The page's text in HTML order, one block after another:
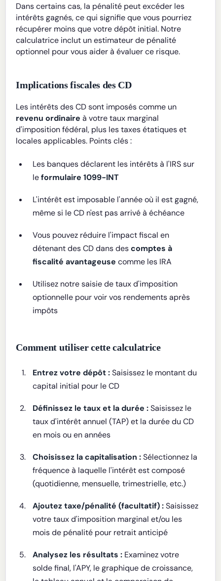
Dans certains cas, la pénalité peut excéder les
intérêts gagnés, ce qui signifie que vous pourriez
récupérer moins que votre dépôt initial. Notre
calculatrice inclut un estimateur de pénalité
optionnel pour vous aider à évaluer ce risque.
Implications fiscales des CD
Les intérêts des CD sont imposés comme un
revenu ordinaire à votre taux marginal
d'imposition fédéral, plus les taxes étatiques et
locales applicables. Points clés :
Les banques déclarent les intérêts à l'IRS sur
leformulaire 1099-INT
L'intérêt est imposable l'année où il est gagné,
même si le CD n'est pas arrivé à échéance
Vous pouvez réduire l'impact fiscal en
détenant des CD dans descomptes à
fiscalité avantageuse comme les IRA
Utilisez notre saisie de taux d'imposition
optionnelle pour voir vos rendements après
impôts
Comment utiliser cette calculatrice
Entrez votre dépôt :Saisissez le montant du
capital initial pour le CD
Définissez le taux et la durée :Saisissez le
taux d'intérêt annuel (TAP) et la durée du CD
en mois ou en années
Choisissez la capitalisation :Sélectionnez la
fréquence à laquelle l'intérêt est composé
(quotidienne, mensuelle, trimestrielle, etc.)
Ajoutez taxe/pénalité (facultatif) :Saisissez
votre taux d'imposition marginal et/ou les
mois de pénalité pour retrait anticipé
Analysez les résultats : Examinez votre
solde final, l'APY, le graphique de croissance,